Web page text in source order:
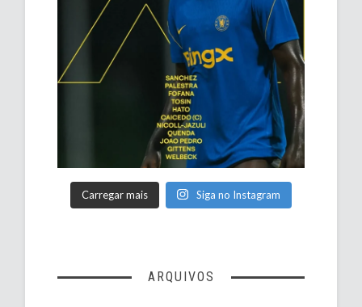
Carregar mais Siga no Instagram
ARQUIVOS